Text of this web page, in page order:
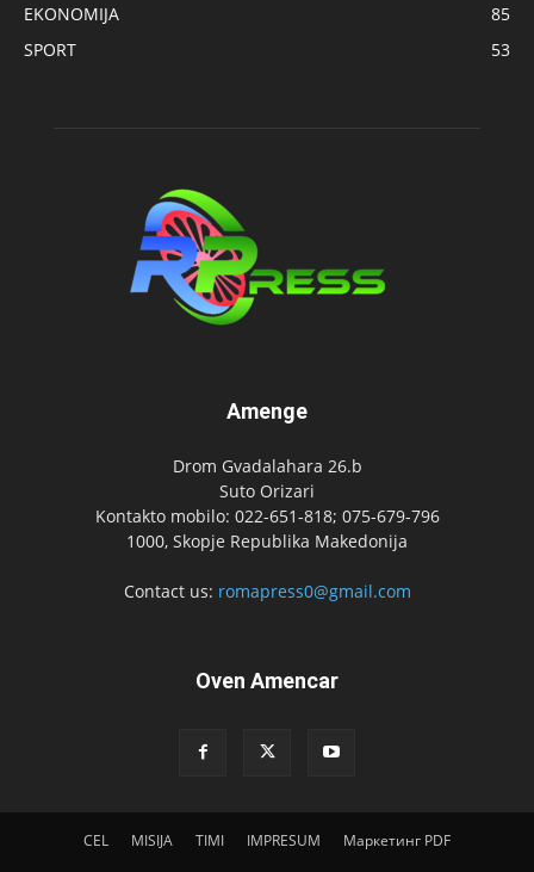
EKONOMIJA
85
SPORT
53
Amenge
Drom Gvadalahara 26.b
Suto Orizari
Kontakto mobilo: 022-651-818; 075-679-796
1000, Skopje Republika Makedonija
Contact us: romapress0@gmail.com
Oven Amencar
CEL MISIJA TIMI IMPRESUM Маркетинг PDF